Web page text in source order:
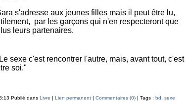
s'adresse aux jeunes filles mais il peut être lu,
par les garçons qui n'en respecteront que
leurs partenaires.
sexe c'est rencontrer l'autre, mais, avant tout, c'est
soi."
Publié dans Livre | Lien permanent| Commentaires (0)| Tags : bd sexe